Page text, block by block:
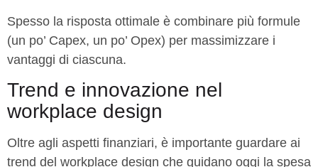
Spesso la risposta ottimale è combinare più formule
(un po’ Capex, un po’ Opex) per massimizzare i
vantaggi di ciascuna.
Trend e innovazione nel
workplace design
Oltre agli aspetti finanziari, è importante guardare ai
trend del workplace design che guidano oggi la spesa